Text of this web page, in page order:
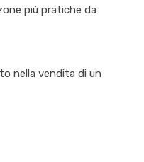
più pratiche da
nella vendita di un